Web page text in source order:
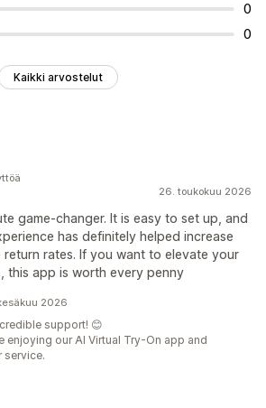
0
0
Kaikki arvostelut
26. toukokuu 2026
game-changer. It is easy to set up, and
has definitely helped increase
return rates. If you want to elevate your
this app is worth every penny
2026
support! 😊
enjoying our AI Virtual Try-On app and
service.